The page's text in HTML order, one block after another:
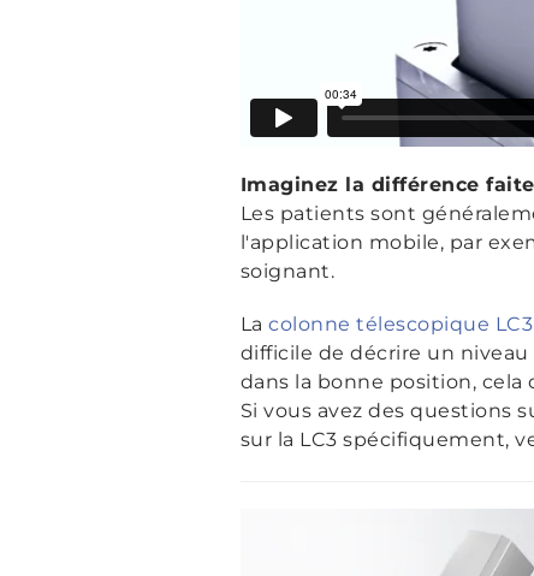
Imaginez la différence
Les patients sont
l'application mobile, par
soignant.
La colonne télescopique LC3
difficile de décrire un
dans la bonne position,
Si vous avez des questions
sur la LC3 spécifiquement,